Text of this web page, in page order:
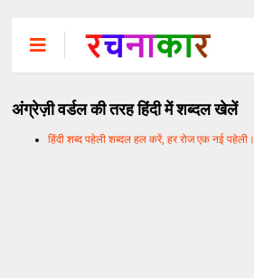
अंग्रेज़ी वर्डल की तरह हिंदी में शब्दल खेलें
हिंदी शब्द पहेली शब्दल हल करें, हर रोज एक नई पहेली।